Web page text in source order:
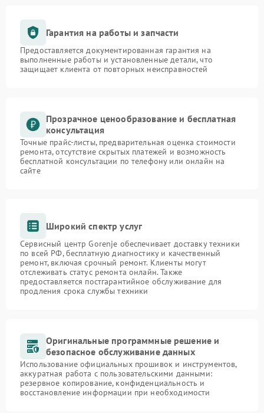
Гарантия на работы и запчасти
Предоставляется документированная гарантия на
выполненные работы и установленные детали, что
защищает клиента от повторных неисправностей
Прозрачное ценообразование и бесплатная
консультация
Точные прайс-листы, предварительная оценка стоимости
ремонта, отсутствие скрытых платежей и возможность
бесплатной консультации по телефону или онлайн на
сайте
Широкий спектр услуг
Сервисный центр Gorenje обеспечивает доставку техники
по всей РФ, бесплатную диагностику и качественный
ремонт, включая срочный ремонт. Клиенты могут
отслеживать статус ремонта онлайн. Также
предоставляется постгарантийное обслуживание для
продления срока службы техники
Оригинальные программные решение и
безопасное обслуживание данных
Использование официальных прошивок и инструментов,
аккуратная работа с пользовательскими данными:
резервное копирование, конфиденциальность и
восстановление информации при необходимости